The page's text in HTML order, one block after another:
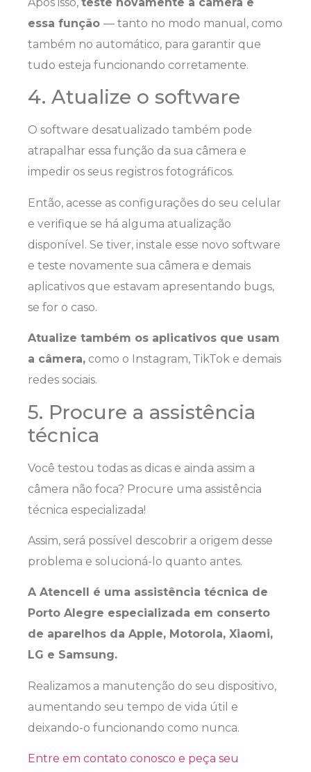
essa função — tanto no modo manual, como
também no automático, para garantir que
tudo esteja funcionando corretamente.
4. Atualize o software
O software desatualizado também pode
atrapalhar essa função da sua câmera e
impedir os seus registros fotográficos.
Então, acesse as configurações do seu celular
e verifique se há alguma atualização
disponível. Se tiver, instale esse novo software
e teste novamente sua câmera e demais
aplicativos que estavam apresentando bugs,
se for o caso.
Atualize também os aplicativos que usam
a câmera, como o Instagram, TikTok e demais
redes sociais.
5. Procure a assistência
técnica
Você testou todas as dicas e ainda assim a
câmera não foca? Procure uma assistência
técnica especializada!
Assim, será possível descobrir a origem desse
problema e solucioná-lo quanto antes.
A Atencell é uma assistência técnica de
Porto Alegre especializada em conserto
de aparelhos da Apple, Motorola, Xiaomi,
LG e Samsung.
Realizamos a manutenção do seu dispositivo,
aumentando seu tempo de vida útil e
deixando-o funcionando como nunca.
Entre em contato conosco e peça seu